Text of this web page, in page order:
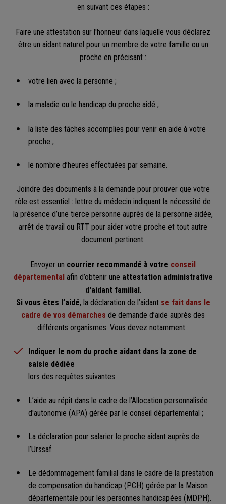
en suivant ces étapes :
Faire une attestation sur l'honneur dans laquelle vous déclarez
être un aidant naturel pour un membre de votre famille ou un
proche en précisant :
votre lien avec la personne ;
la maladie ou le handicap du proche aidé ;
la liste des tâches accomplies pour venir en aide à votre
proche ;
le nombre d’heures effectuées par semaine.
Joindre des documents à la demande pour prouver que votre
rôle est essentiel : lettre du médecin indiquant la nécessité de
la présence d’une tierce personne auprès de la personne aidée,
arrêt de travail ou RTT pour aider votre proche et tout autre
document pertinent.
Envoyer un courrier recommandé à votre conseil
départemental afin d’obtenir une attestation administrative
d'aidant familial.
Si vous êtes l’aidé, la déclaration de l’aidant se fait dans le
cadre de vos démarches de demande d’aide auprès des
différents organismes. Vous devez notamment :
Indiquer le nom du proche aidant dans la zone de
saisie dédiée
lors des requêtes suivantes :
L’aide au répit dans le cadre de l’Allocation personnalisée
d'autonomie (APA) gérée par le conseil départemental ;
La déclaration pour salarier le proche aidant auprès de
l’Urssaf.
Le dédommagement familial dans le cadre de la prestation
de compensation du handicap (PCH) gérée par la Maison
départementale pour les personnes handicapées (MDPH).